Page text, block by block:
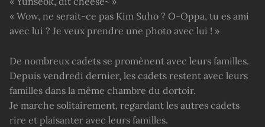
« Wow, ne serait-ce pas Kim Suho ? O-Oppa, tu es ami
avec lui ? Je veux prendre une photo avec lui ! »
De nombreux cadets se promènent avec leurs familles.
Depuis vendredi dernier, les cadets restent avec leurs
familles dans la même chambre du dortoir.
Je marche solitairement, regardant les autres cadets
rire et plaisanter avec leurs familles.